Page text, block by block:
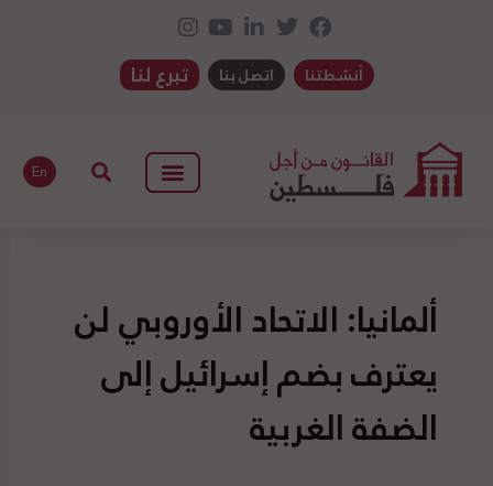
أنشطتنا اتصل بنا تبرع لنا
En
ألمانيا: الاتحاد الأوروبي لن
يعترف بضم إسرائيل إلى
الضفة الغربية